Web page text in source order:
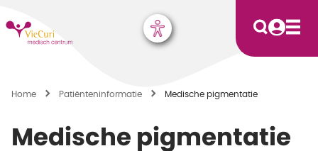
Home Patiënten­informatie Medische pigmentatie
Medische pigmentatie